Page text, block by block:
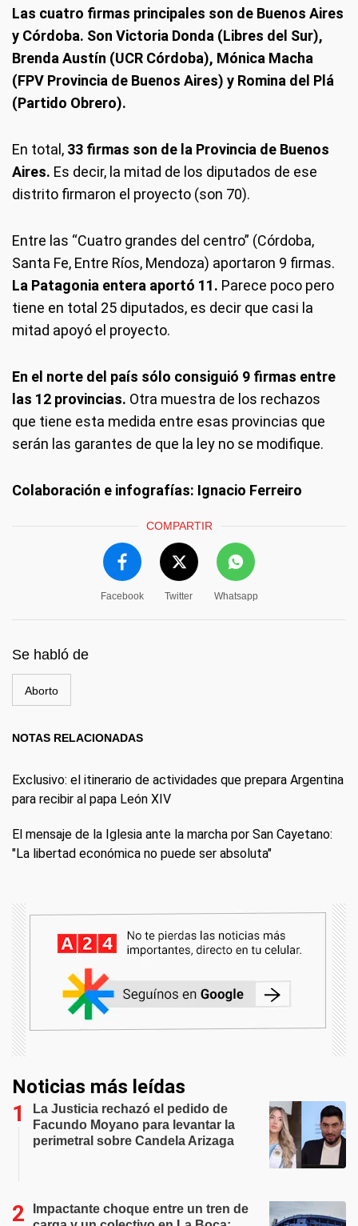
Las cuatro firmas principales son de Buenos Aires
y Córdoba. Son Victoria Donda (Libres del Sur),
Brenda Austín (UCR Córdoba), Mónica Macha
(FPV Provincia de Buenos Aires) y Romina del Plá
(Partido Obrero).
En total, 33 firmas son de la Provincia de Buenos
Aires. Es decir, la mitad de los diputados de ese
distrito firmaron el proyecto (son 70).
Entre las “Cuatro grandes del centro” (Córdoba,
Santa Fe, Entre Ríos, Mendoza) aportaron 9 firmas.
La Patagonia entera aportó 11. Parece poco pero
tiene en total 25 diputados, es decir que casi la
mitad apoyó el proyecto.
En el norte del país sólo consiguió 9 firmas entre
las 12 provincias. Otra muestra de los rechazos
que tiene esta medida entre esas provincias que
serán las garantes de que la ley no se modifique.
Colaboración e infografías: Ignacio Ferreiro
COMPARTIR
Facebook Twitter Whatsapp
Se habló de
Aborto
NOTAS RELACIONADAS
Exclusivo: el itinerario de actividades que prepara Argentina
para recibir al papa León XIV
El mensaje de la Iglesia ante la marcha por San Cayetano:
"La libertad económica no puede ser absoluta"
Noticias más leídas
La Justicia rechazó el pedido de
Facundo Moyano para levantar la
perimetral sobre Candela Arizaga
Impactante choque entre un tren de